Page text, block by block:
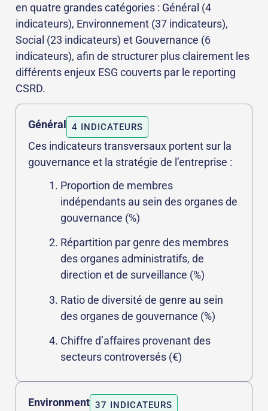
en quatre grandes catégories : Général (4
indicateurs), Environnement (37 indicateurs),
Social (23 indicateurs) et Gouvernance (6
indicateurs), afin de structurer plus clairement les
différents enjeux ESG couverts par le reporting
CSRD.
Général 4 INDICATEURS
Ces indicateurs transversaux portent sur la
gouvernance et la stratégie de l’entreprise :
Proportion de membres
indépendants au sein des organes de
gouvernance (%)
Répartition par genre des membres
des organes administratifs, de
direction et de surveillance (%)
Ratio de diversité de genre au sein
des organes de gouvernance (%)
Chiffre d’affaires provenant des
secteurs controversés (€)
Environment 37 INDICATEURS